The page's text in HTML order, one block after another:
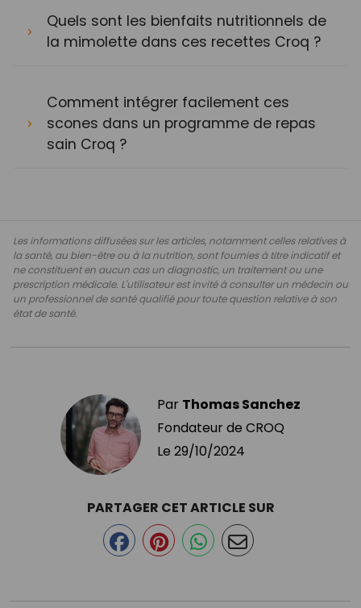
Quels sont les bienfaits nutritionnels de
la mimolette dans ces recettes Croq ?
Comment intégrer facilement ces
scones dans un programme de repas
sain Croq ?
Les informations diffusées sur les articles, notamment celles relatives à
la santé, au bien-être ou à la nutrition, sont fournies à titre indicatif et
ne constituent en aucun cas un diagnostic, un traitement ou une
prescription médicale. L'utilisateur est invité à consulter un médecin ou
un professionnel de santé qualifié pour toute question relative à son
état de santé.
Par Thomas Sanchez
Fondateur de CROQ
Le 29/10/2024
PARTAGER CET ARTICLE SUR